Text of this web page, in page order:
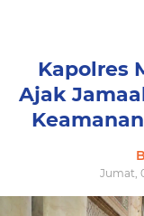
Kapolres
Ajak
Jumat,